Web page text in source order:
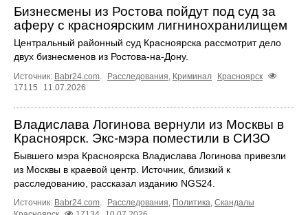
Бизнесмены из Ростова пойдут под суд за
аферу с красноярским лигнинохранилищем
Центральный районный суд Красноярска рассмотрит дело
двух бизнесменов из Ростова-на-Дону.
Источник: Babr24.com. Расследования, Криминал
Красноярск
17115
11.07.2026
Владислава Логинова вернули из Москвы в
Красноярск. Экс-мэра поместили в СИЗО
Бывшего мэра Красноярска Владислава Логинова привезли
из Москвы в краевой центр. Источник, близкий к
расследованию, рассказал изданию NGS24.
Источник: Babr24.com. Расследования, Политика, Скандалы